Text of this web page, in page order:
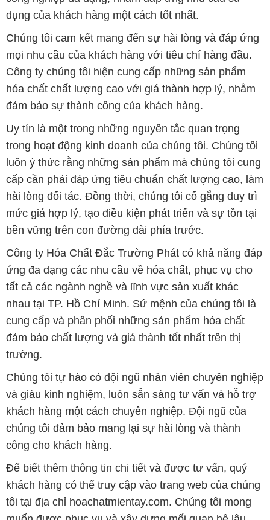
dụng của khách hàng một cách tốt nhất.
Chúng tôi cam kết mang đến sự hài lòng và đáp ứng
mọi nhu cầu của khách hàng với tiêu chí hàng đầu.
Công ty chúng tôi hiện cung cấp những sản phẩm
hóa chất chất lượng cao với giá thành hợp lý, nhằm
đảm bảo sự thành công của khách hàng.
Uy tín là một trong những nguyên tắc quan trọng
trong hoạt động kinh doanh của chúng tôi. Chúng tôi
luôn ý thức rằng những sản phẩm mà chúng tôi cung
cấp cần phải đáp ứng tiêu chuẩn chất lượng cao, làm
hài lòng đối tác. Đồng thời, chúng tôi cố gắng duy trì
mức giá hợp lý, tạo điều kiện phát triển và sự tồn tại
bền vững trên con đường dài phía trước.
Công ty Hóa Chất Đắc Trường Phát có khả năng đáp
ứng đa dạng các nhu cầu về hóa chất, phục vụ cho
tất cả các ngành nghề và lĩnh vực sản xuất khác
nhau tại TP. Hồ Chí Minh. Sứ mệnh của chúng tôi là
cung cấp và phân phối những sản phẩm hóa chất
đảm bảo chất lượng và giá thành tốt nhất trên thị
trường.
Chúng tôi tự hào có đội ngũ nhân viên chuyên nghiệp
và giàu kinh nghiệm, luôn sẵn sàng tư vấn và hỗ trợ
khách hàng một cách chuyên nghiệp. Đội ngũ của
chúng tôi đảm bảo mang lại sự hài lòng và thành
công cho khách hàng.
Để biết thêm thông tin chi tiết và được tư vấn, quý
khách hàng có thể truy cập vào trang web của chúng
tôi tại địa chỉ hoachatmientay.com. Chúng tôi mong